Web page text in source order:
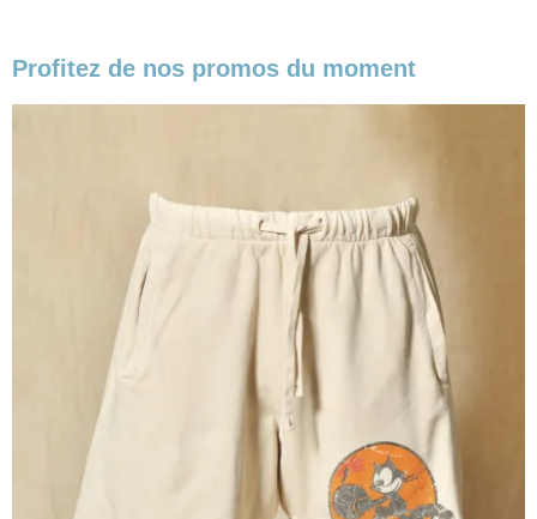
Profitez de nos promos du moment